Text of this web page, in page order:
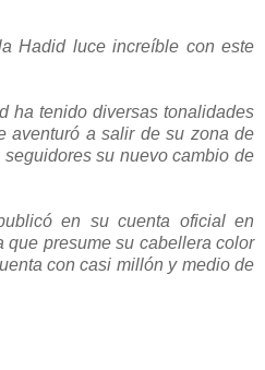
Hadid luce increíble con este
ha tenido diversas tonalidades
aventuró a salir de su zona de
su nuevo cambio de
en su cuenta oficial en
que presume su cabellera color
con casi millón y medio de